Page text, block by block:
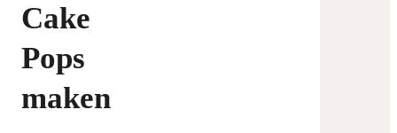
Cake
Pops
maken